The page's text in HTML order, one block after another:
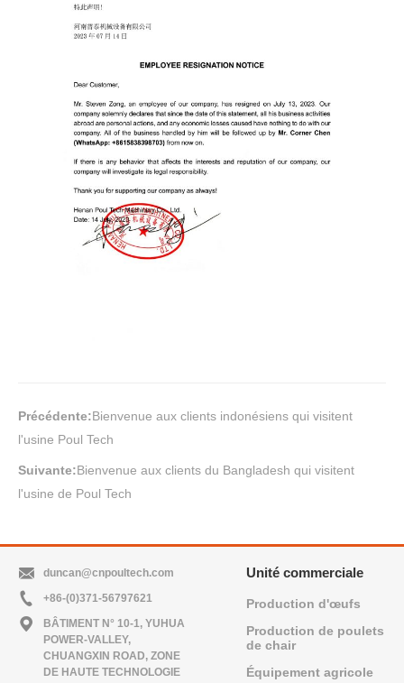
Précédente:Bienvenue aux clients indonésiens qui visitent
l'usine Poul Tech
Suivante:Bienvenue aux clients du Bangladesh qui visitent
l'usine de Poul Tech
duncan@cnpoultech.com
+86-(0)371-56797621
BÂTIMENT N° 10-1, YUHUA
POWER-VALLEY,
CHUANGXIN ROAD, ZONE
DE HAUTE TECHNOLOGIE
Unité commerciale
Production d'œufs
Production de poulets
de chair
Équipement agricole